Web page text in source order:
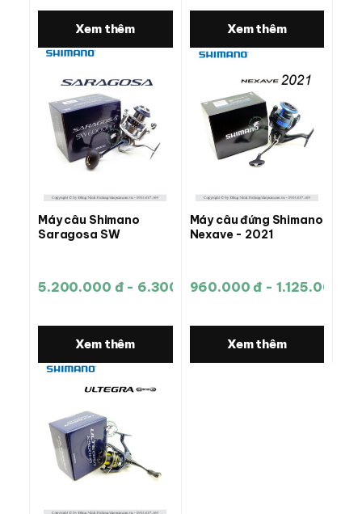
Xem thêm Xem thêm
Máy câu Shimano
Saragosa SW
5.200.000 đ - 6.300.000 đ
Xem thêm
Máy câu đứng Shimano
Nexave - 2021
960.000 đ - 1.125.000 đ
Xem thêm